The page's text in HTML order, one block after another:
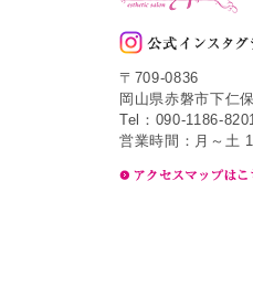
〒709-0836
岡山県赤磐市下仁
Tel：090-1186-
営業時間：月～土